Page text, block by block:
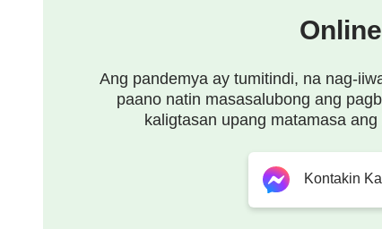
Ang pandemya ay tumitindi, na nag-
paano natin masasalubong ang
kaligtasan upang matamasa
Kontakin